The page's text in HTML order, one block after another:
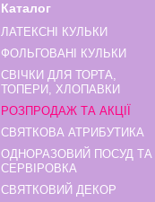
Каталог
ЛАТЕКСНІ КУЛЬКИ
ФОЛЬГОВАНІ КУЛЬКИ
СВІЧКИ ДЛЯ ТОРТА,
ТОПЕРИ, ХЛОПАВКИ
РОЗПРОДАЖ ТА АКЦІЇ
СВЯТКОВА АТРИБУТИКА
ОДНОРАЗОВИЙ ПОСУД ТА
СЕРВІРОВКА
СВЯТКОВИЙ ДЕКОР